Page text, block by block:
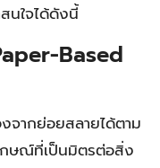
นใจได้ดังนี้
Based
จากย่อยสลายได้ตาม
กษณ์ที่เป็นมิตรต่อสิ่ง